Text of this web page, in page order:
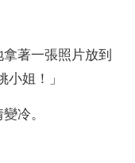
姐！」
冷。